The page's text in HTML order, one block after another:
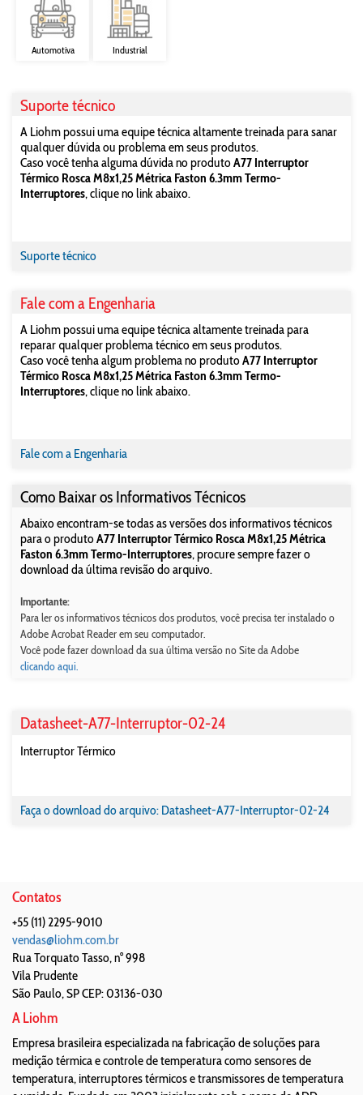
Automotiva Industrial
Suporte técnico
A Liohm possui uma equipe técnica altamente treinada para sanar
qualquer dúvida ou problema em seus produtos.
Caso você tenha alguma dúvida no produtoA77 Interruptor
Térmico Rosca M8x1,25 Métrica Faston 6.3mm Termo-
Interruptores, clique no link abaixo.
Suporte técnico
Fale com a Engenharia
A Liohm possui uma equipe técnica altamente treinada para
reparar qualquer problema técnico em seus produtos.
Caso você tenha algum problema no produtoA77 Interruptor
Térmico Rosca M8x1,25 Métrica Faston 6.3mm Termo-
Interruptores, clique no link abaixo.
Fale com a Engenharia
Como Baixar os Informativos Técnicos
Abaixo encontram-se todas as versões dos informativos técnicos
para o produtoA77 Interruptor Térmico Rosca M8x1,25 Métrica
Faston 6.3mm Termo-Interruptores, procure sempre fazer o
download da última revisão do arquivo.
Importante:
Para ler os informativos técnicos dos produtos, você precisa ter instalado o
Adobe Acrobat Reader em seu computador.
Você pode fazer download da sua última versão no Site da Adobe
clicando aqui.
Datasheet-A77-Interruptor-02-24
Interruptor Térmico
Faça o download do arquivo: Datasheet-A77-Interruptor-02-24
Contatos
+55 (11) 2295-9010
vendas@liohm.com.br
Rua Torquato Tasso, n° 998
Vila Prudente
São Paulo,SPCEP: 03136-030
A Liohm
Empresa brasileira especializada na fabricação de soluções para
medição térmica e controle de temperatura como sensores de
temperatura, interruptores térmicos e transmissores de temperatura